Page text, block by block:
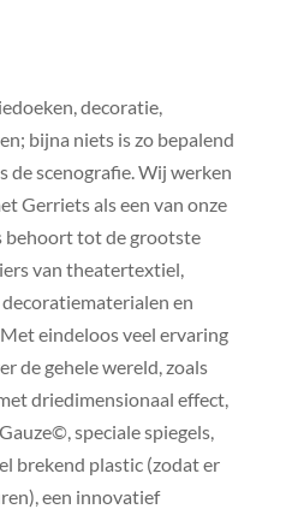
decoratie,
bijna niets is zo bepalend
de scenografie. Wij werken
Gerriets als een van onze
behoort tot de grootste
van theatertextiel,
en
eindeloos veel ervaring
de gehele wereld, zoals
driedimensionaal effect,
speciale spiegels,
brekend plastic (zodat er
een innovatief